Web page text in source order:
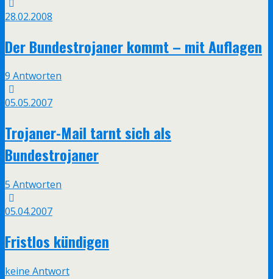
28.02.2008
Der Bundestrojaner kommt – mit Auflagen
9 Antworten
05.05.2007
Trojaner-Mail tarnt sich als
Bundestrojaner
5 Antworten
05.04.2007
Fristlos kündigen
keine Antwort